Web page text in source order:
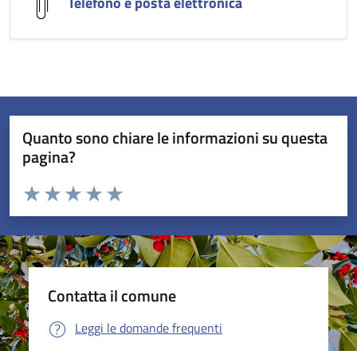
Quanto sono chiare le informazioni su questa
pagina?
Valuta da 1 a 5 stelle la pagina
Valuta 5 stelle su 5
Valuta 4 stelle su 5
Valuta 3 stelle su 5
Valuta 2 stelle su 5
Valuta 1 stelle su 5
Contatta il comune
Leggi le domande frequenti